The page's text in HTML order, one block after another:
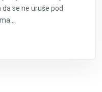
se ne uruše pod